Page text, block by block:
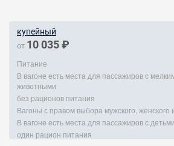
купейный
от 10 035 ₽
Питание
В вагоне есть места для пассажиров с
животными
без рационов питания
Вагоны с правом выбора мужского, женского
В вагоне есть места для пассажиров с детьми
один рацион питания